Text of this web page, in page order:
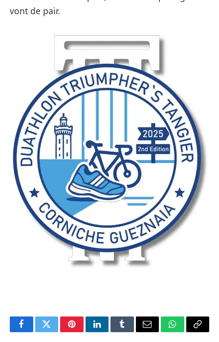
vont de pair.
FacebookTwitterPinterestLinkedInTumblrEmail WhatsApp
Copy